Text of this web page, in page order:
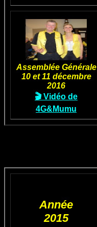
Assemblée Générale
10 et 11 décembre
2016
🎬 Vidéo de
4G&Mumu
Année
2015